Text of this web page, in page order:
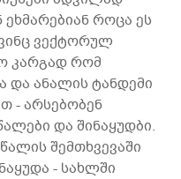
როცა ეს
ვექტორულ
კარგად რომ
და ანალის ტანდემი
- არსებობენ
და შინაყუდბი.
შემთხვევაში
- სახლში